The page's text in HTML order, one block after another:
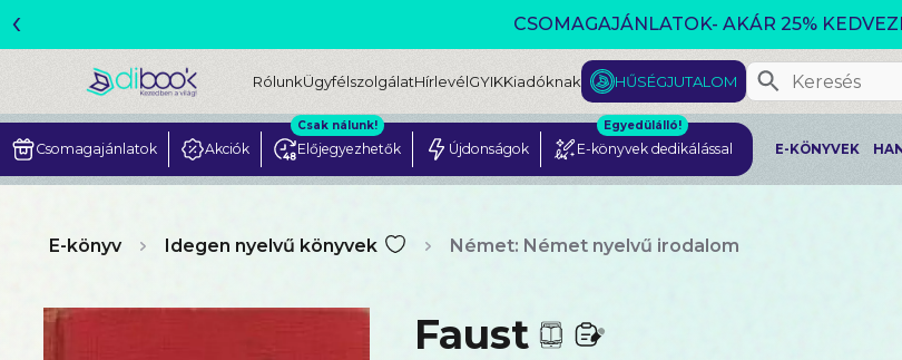
CSOMAGAJÁNLATOK- AKÁR 25%
‹
RólunkÜgyfélszolgálatHírlevélGYIKKiadóknak HŰSÉGJUTALOM
Csomagajánlatok Akciók Előjegyezhetők
Csak nálunk!
Újdonságok E-könyvek dedikálással
Egyedülálló!
E-KÖNYVEK
E-könyv Idegen nyelvű könyvek Német: Német nyelvű irodalom
Faust